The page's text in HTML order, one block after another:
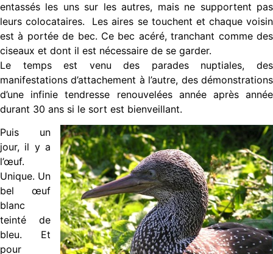
entassés les uns sur les autres, mais ne supportent pas
leurs colocataires. Les aires se touchent et chaque voisin
est à portée de bec. Ce bec acéré, tranchant comme des
ciseaux et dont il est nécessaire de se garder.
Le temps est venu des parades nuptiales, des
manifestations d’attachement à l’autre, des démonstrations
d’une infinie tendresse renouvelées année après année
durant 30 ans si le sort est bienveillant.
Puis un
jour, il y a
l’œuf.
Unique. Un
bel œuf
blanc
teinté de
bleu. Et
pour